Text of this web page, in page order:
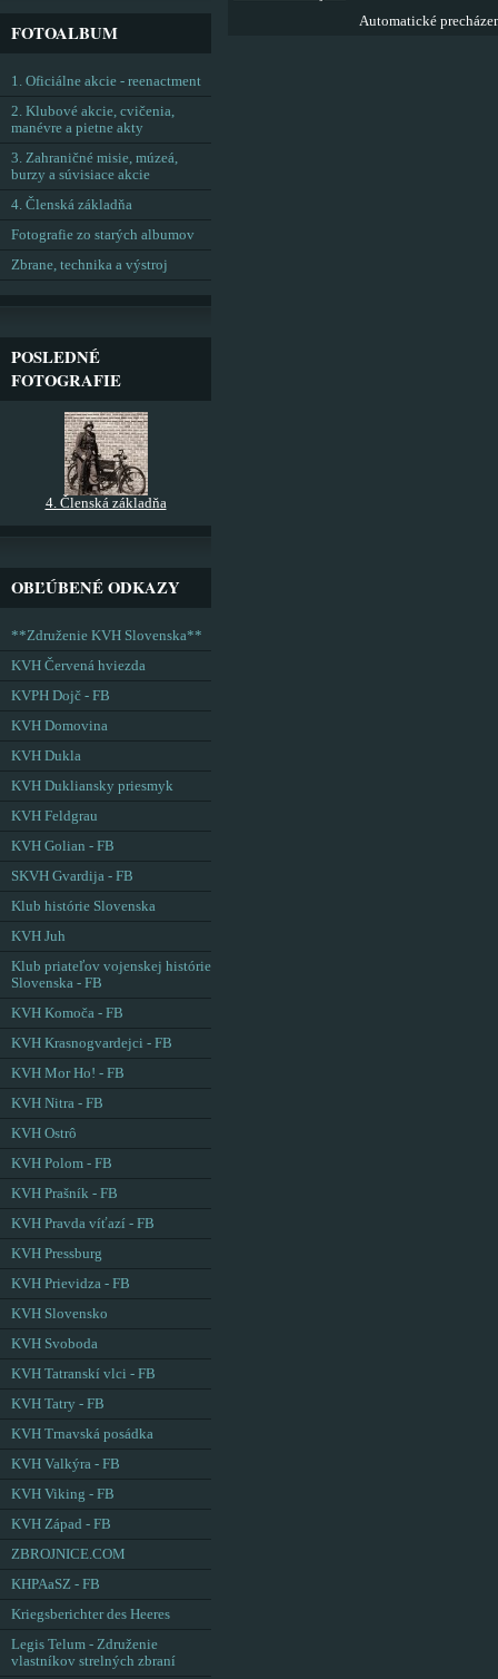
Automatické
FOTOALBUM
1. Oficiálne akcie - reenactment
2. Klubové akcie, cvičenia,
manévre a pietne akty
3. Zahraničné misie, múzeá,
burzy a súvisiace akcie
4. Členská základňa
Fotografie zo starých albumov
Zbrane, technika a výstroj
POSLEDNÉ
FOTOGRAFIE
4. Členská základňa
OBĽÚBENÉ ODKAZY
**Združenie KVH Slovenska**
KVH Červená hviezda
KVPH Dojč - FB
KVH Domovina
KVH Dukla
KVH Dukliansky priesmyk
KVH Feldgrau
KVH Golian - FB
SKVH Gvardija - FB
Klub histórie Slovenska
KVH Juh
Klub priateľov vojenskej histórie
Slovenska - FB
KVH Komoča - FB
KVH Krasnogvardejci - FB
KVH Mor Ho! - FB
KVH Nitra - FB
KVH Ostrô
KVH Polom - FB
KVH Prašník - FB
KVH Pravda víťazí - FB
KVH Pressburg
KVH Prievidza - FB
KVH Slovensko
KVH Svoboda
KVH Tatranskí vlci - FB
KVH Tatry - FB
KVH Trnavská posádka
KVH Valkýra - FB
KVH Viking - FB
KVH Západ - FB
ZBROJNICE.COM
KHPAaSZ - FB
Kriegsberichter des Heeres
Legis Telum - Združenie
vlastníkov strelných zbraní